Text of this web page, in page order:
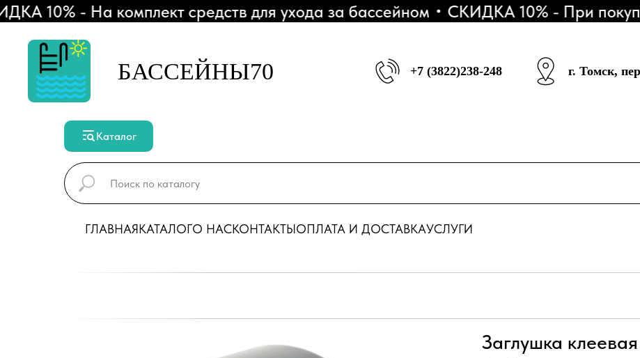
10% - На комплект средств для ухода за бассейном СКИДКА 10% - При покупке
БАССЕЙНЫ70 +7 (3822)238-248 г. Томск,
Каталог
ГЛАВНАЯКАТАЛОГО НАСКОНТАКТЫОПЛАТА И ДОСТАВКАУСЛУГИ
Заглушка клеевая